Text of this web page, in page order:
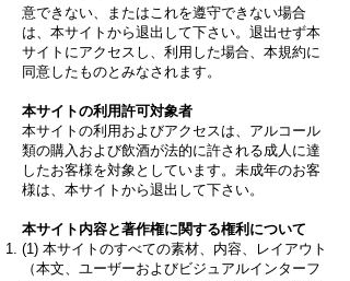
意できない、またはこれを遵守できない場合
は、本サイトから退出して下さい。退出せず本
サイトにアクセスし、利用した場合、本規約に
同意したものとみなされます。
本サイトの利用許可対象者
本サイトの利用およびアクセスは、アルコール
類の購入および飲酒が法的に許される成人に達
したお客様を対象としています。未成年のお客
様は、本サイトから退出して下さい。
本サイト内容と著作権に関する権利について
(1) 本サイトのすべての素材、内容、レイアウト
（本文、ユーザーおよびビジュアルインターフ